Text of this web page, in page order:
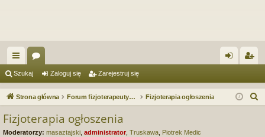
ię
ce
…
or
a og ej
Szukaj Zaloguj się Zarejestruj się
Strona główna Forum fizjoterapeutyczne. Fizjoterapia, Rehabilitacja. Forum serwisu Fizjo.e-Masaz.pl oraz Reh.e-Masaz.pl Fizjoterapia ogłoszenia
Fizjoterapia ogłoszenia
Moderatorzy: masaztajski administrator Truskawa Piotrek Medic